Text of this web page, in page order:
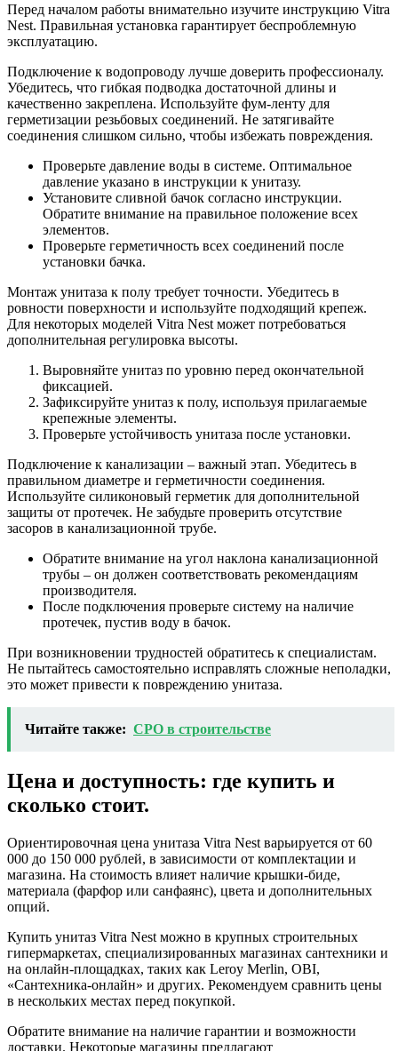
Перед началом работы внимательно изучите инструкцию Vitra
Nest. Правильная установка гарантирует беспроблемную
эксплуатацию.
Подключение к водопроводу лучше доверить профессионалу.
Убедитесь, что гибкая подводка достаточной длины и
качественно закреплена. Используйте фум-ленту для
герметизации резьбовых соединений. Не затягивайте
соединения слишком сильно, чтобы избежать повреждения.
Проверьте давление воды в системе. Оптимальное
давление указано в инструкции к унитазу.
Установите сливной бачок согласно инструкции.
Обратите внимание на правильное положение всех
элементов.
Проверьте герметичность всех соединений после
установки бачка.
Монтаж унитаза к полу требует точности. Убедитесь в
ровности поверхности и используйте подходящий крепеж.
Для некоторых моделей Vitra Nest может потребоваться
дополнительная регулировка высоты.
Выровняйте унитаз по уровню перед окончательной
фиксацией.
Зафиксируйте унитаз к полу, используя прилагаемые
крепежные элементы.
Проверьте устойчивость унитаза после установки.
Подключение к канализации – важный этап. Убедитесь в
правильном диаметре и герметичности соединения.
Используйте силиконовый герметик для дополнительной
защиты от протечек. Не забудьте проверить отсутствие
засоров в канализационной трубе.
Обратите внимание на угол наклона канализационной
трубы – он должен соответствовать рекомендациям
производителя.
После подключения проверьте систему на наличие
протечек, пустив воду в бачок.
При возникновении трудностей обратитесь к специалистам.
Не пытайтесь самостоятельно исправлять сложные неполадки,
это может привести к повреждению унитаза.
Читайте также: СРО в строительстве
Цена и доступность: где купить и
сколько стоит.
Ориентировочная цена унитаза Vitra Nest варьируется от 60
000 до 150 000 рублей, в зависимости от комплектации и
магазина. На стоимость влияет наличие крышки-биде,
материала (фарфор или санфаянс), цвета и дополнительных
опций.
Купить унитаз Vitra Nest можно в крупных строительных
гипермаркетах, специализированных магазинах сантехники и
на онлайн-площадках, таких как Leroy Merlin, OBI,
«Сантехника-онлайн» и других. Рекомендуем сравнить цены
в нескольких местах перед покупкой.
Обратите внимание на наличие гарантии и возможности
доставки. Некоторые магазины предлагают